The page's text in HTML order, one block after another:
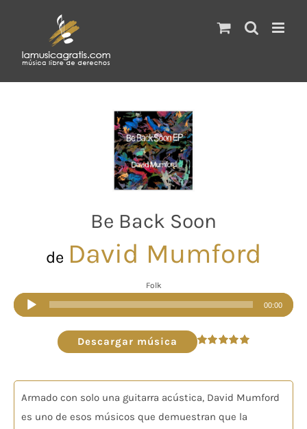
Be Back Soon
de David Mumford
Folk
Reproductor
de
audio
00:00
Descargar música
Armado con solo una guitarra acústica, David Mumford
es uno de esos músicos que demuestran que la